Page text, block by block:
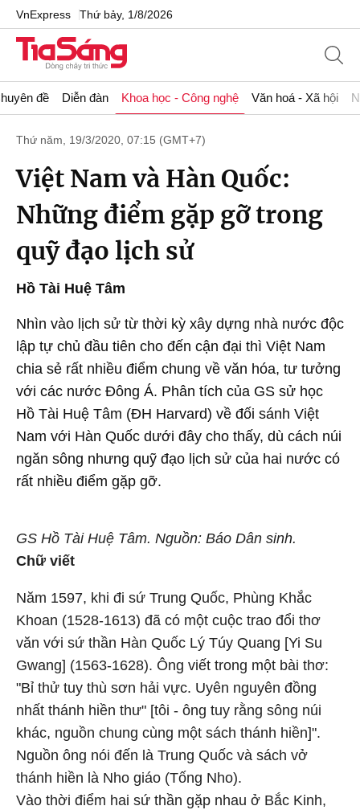
VnExpress Thứ bảy, 1/8/2026
đề Diễn đàn Khoa học - Công nghệ Văn hoá - Xã hội
Thứ năm, 19/3/2020, 07:15 (GMT+7)
Việt Nam và Hàn Quốc:
Những điểm gặp gỡ trong
quỹ đạo lịch sử
Hồ Tài Huệ Tâm
Nhìn vào lịch sử từ thời kỳ xây dựng nhà nước độc
lập tự chủ đầu tiên cho đến cận đại thì Việt Nam
chia sẻ rất nhiều điểm chung về văn hóa, tư tưởng
với các nước Đông Á. Phân tích của GS sử học
Hồ Tài Huệ Tâm (ĐH Harvard) về đối sánh Việt
Nam với Hàn Quốc dưới đây cho thấy, dù cách núi
ngăn sông nhưng quỹ đạo lịch sử của hai nước có
rất nhiều điểm gặp gỡ.
GS Hồ Tài Huệ Tâm. Nguồn: Báo Dân sinh.
Chữ viết
Năm 1597, khi đi sứ Trung Quốc, Phùng Khắc
Khoan (1528-1613) đã có một cuộc trao đổi thơ
văn với sứ thần Hàn Quốc Lý Túy Quang [Yi Su
Gwang] (1563-1628). Ông viết trong một bài thơ:
"Bỉ thử tuy thù sơn hải vực. Uyên nguyên đồng
nhất thánh hiền thư" [tôi - ông tuy rằng sông núi
khác, nguồn chung cùng một sách thánh hiền]".
Nguồn ông nói đến là Trung Quốc và sách vở
thánh hiền là Nho giáo (Tống Nho).
Vào thời điểm hai sứ thần gặp nhau ở Bắc Kinh,